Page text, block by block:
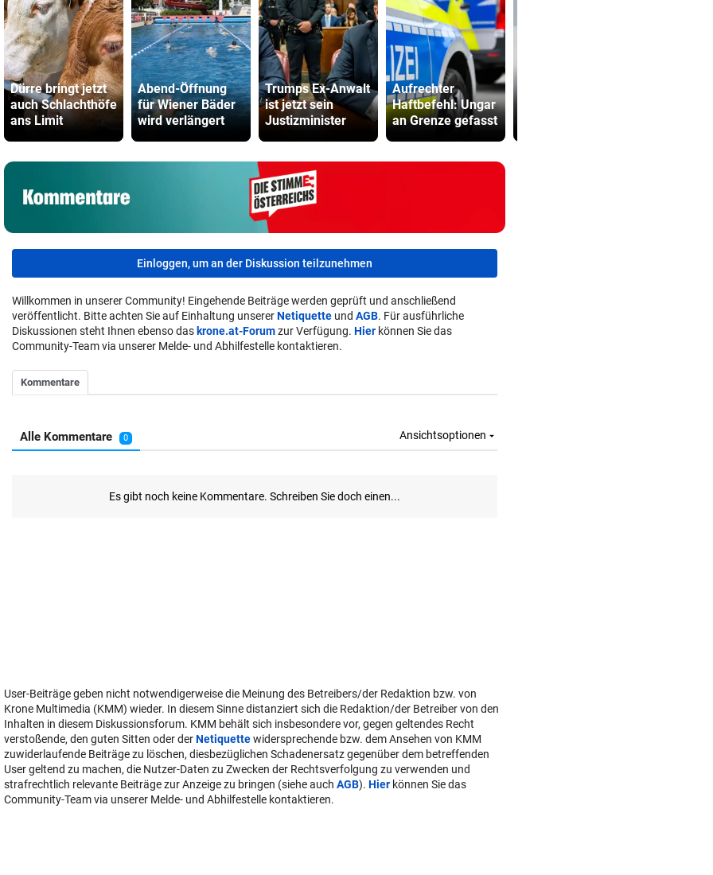
Dürre bringt jetzt
auch Schlachthöfe
ans Limit
Abend-Öffnung
für Wiener Bäder
wird verlängert
Trumps Ex-Anwalt
ist jetzt sein
Justizminister
Aufrechter
Haftbefehl: Ungar
an Grenze gefasst
Einloggen, um an der Diskussion teilzunehmen
Willkommen in unserer Community! Eingehende Beiträge werden geprüft und anschließend
veröffentlicht. Bitte achten Sie auf Einhaltung unsererNetiquette und AGB. Für ausführliche
Diskussionen steht Ihnen ebenso das krone.at-Forumzur Verfügung. Hier können Sie das
Community-Team via unserer Melde- und Abhilfestelle kontaktieren.
User-Beiträge geben nicht notwendigerweise die Meinung des Betreibers/der Redaktion bzw. von
Krone Multimedia (KMM) wieder. In diesem Sinne distanziert sich die Redaktion/der Betreiber von den
Inhalten in diesem Diskussionsforum. KMM behält sich insbesondere vor, gegen geltendes Recht
verstoßende, den guten Sitten oder derNetiquettewidersprechende bzw. dem Ansehen von KMM
zuwiderlaufende Beiträge zu löschen, diesbezüglichen Schadenersatz gegenüber dem betreffenden
User geltend zu machen, die Nutzer-Daten zu Zwecken der Rechtsverfolgung zu verwenden und
strafrechtlich relevante Beiträge zur Anzeige zu bringen (siehe auch AGB). Hier können Sie das
Community-Team via unserer Melde- und Abhilfestelle kontaktieren.